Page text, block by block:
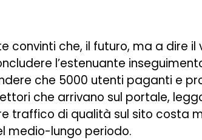
convinti che, il futuro, ma a dire il
l’estenuante
che 5000 utenti paganti e
che arrivano sul portale,
traffico di qualità sul sito costa
medio-lungo periodo.